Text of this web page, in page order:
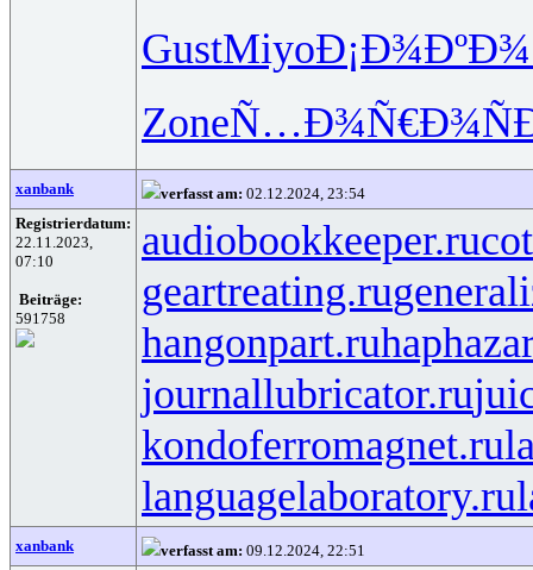
GustMiyoÐ¡Ð¾ÐºÐ¾
ZoneÑ…Ð¾Ñ€Ð¾
xanbank verfasst am: 02.12.2024, 23:54
Registrierdatum:
22.11.2023,
07:10
Beiträge:
591758
audiobookkeeper.ru
geartreating.ru
hangonpart.ru
journallubricator.ru
kondoferromagnet.ru
languagelaboratory.ru
xanbank verfasst am: 09.12.2024, 22:51